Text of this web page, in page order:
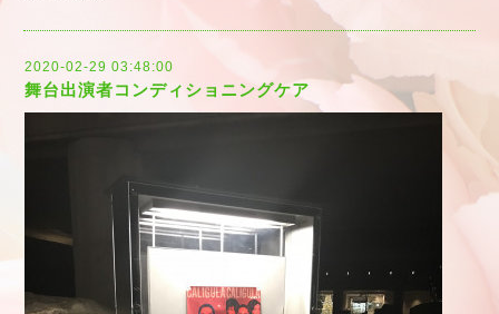
2020-02-29 03:48:00
舞台出演者コンディショニングケア